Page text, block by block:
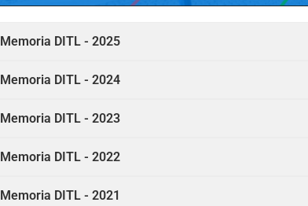
Memoria DITL - 2025
Memoria DITL - 2024
Memoria DITL - 2023
Memoria DITL - 2022
Memoria DITL - 2021